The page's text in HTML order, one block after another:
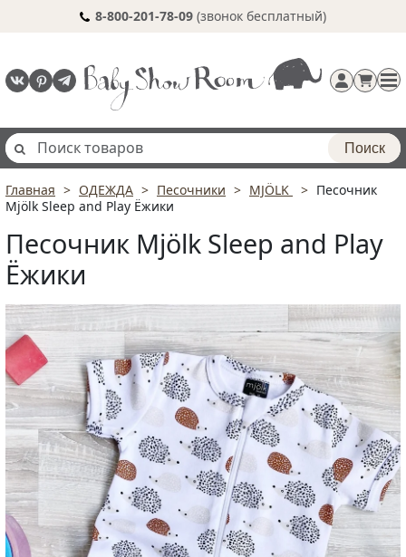
8-800-201-78-09 (звонок бесплатный)
Поиск
Главная ОДЕЖДА Песочники MJÖLK
Песочник
Mjölk Sleep and Play Ёжики
Песочник Mjölk Sleep and Play
Ёжики